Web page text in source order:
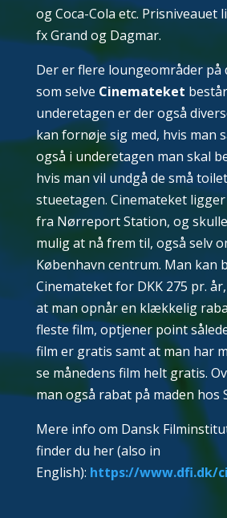
og Coca-Cola etc. Prisniveauet
fx Grand og Dagmar.
Der er flere loungeområder på
som selve Cinemateket
underetagen er der også
kan fornøje sig med, hvis man
også i underetagen man skal
hvis man vil undgå de små
stueetagen. Cinemateket
fra Nørreport Station, og
mulig at nå frem til, også selv
København centrum. Man kan
Cinemateket for DKK 275 pr.
at man opnår en klækkelig
fleste film, optjener point
film er gratis samt at man har
se månedens film helt gratis.
man også rabat på maden hos
Mere info om Dansk
finder du her (also in
English): https://www.dfi.dk/